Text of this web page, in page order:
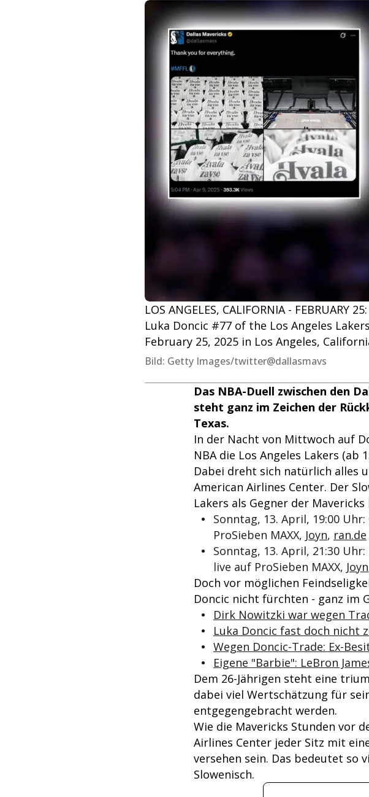
LOS ANGELES, CALIFORNIA -
Luka Doncic #77 of the Los Angeles
February 25, 2025 in Los Angeles,
Bild: Getty Images/twitter@dallasmavs
Das NBA-Duell zwischen den
steht ganz im Zeichen der
Texas.
In der Nacht von Mittwoch auf
NBA die Los Angeles Lakers (ab
Dabei dreht sich natürlich alles
American Airlines Center. Der
Lakers als Gegner der
Sonntag, 13. April, 19:00
ProSieben MAXX, Joyn, ran.de
Sonntag, 13. April, 21:30
live auf ProSieben MAXX, Joyn
Doch vor möglichen
Doncic nicht fürchten - ganz im
Dirk Nowitzki war wegen
Luka Doncic fast doch nicht
Wegen Doncic-Trade: Ex-
Eigene "Barbie": LeBron
Dem 26-Jährigen steht eine
dabei viel Wertschätzung für
entgegengebracht werden.
Wie die Mavericks Stunden vor
Airlines Center jeder Sitz mit
versehen sein. Das bedeutet so
Slowenisch.